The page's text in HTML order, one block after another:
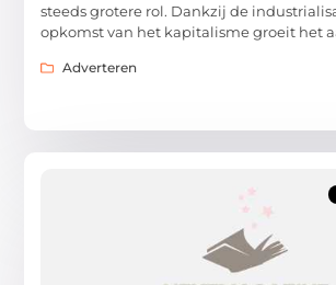
steeds grotere rol. Dankzij de
opkomst van het kapitalisme groeit het
Adverteren